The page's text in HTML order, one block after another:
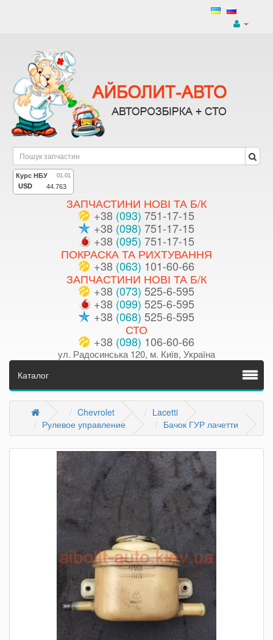
ЗАПЧАСТИНИ НОВІ ТА Б/К
+38 (093) 751-17-15
+38 (098) 751-17-15
+38 (095) 751-17-15
ПОКРАСКА ТА РИХТУВАННЯ
+38 (063) 101-60-66
ЗАПЧАСТИНИ НОВІ ТА Б/К
+38 (073) 525-6-595
+38 (099) 525-6-595
+38 (068) 525-6-595
СТО
+38 (098) 106-60-66
ул. Радосинська 120, м. Київ, Україна
Каталог
Chevrolet
Lacetti
Рулевое управление
Бачок ГУР лачетти